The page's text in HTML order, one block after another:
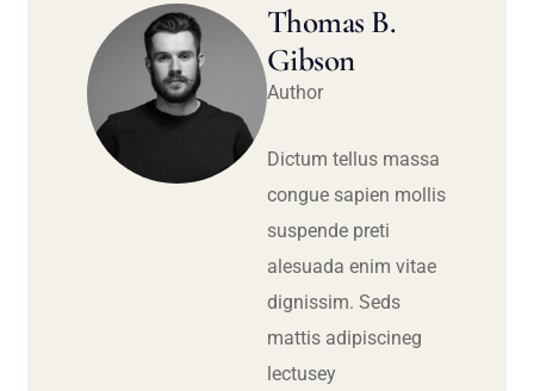
Thomas B.
Gibson
Author
Dictum tellus massa
congue sapien mollis
suspende preti
alesuada enim vitae
dignissim. Seds
mattis adipiscineg
lectusey